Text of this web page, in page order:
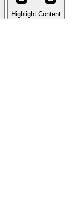
Highlight Content